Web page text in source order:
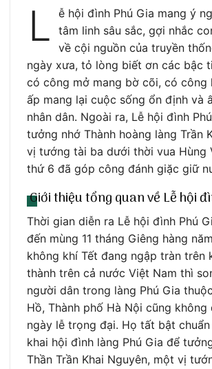
L
ễ hội đình Phú Gia mang ý
tâm linh sâu sắc, gợi nhắc
về cội nguồn của truyền
ngày xưa, tỏ lòng biết ơn các bậc
có công mở mang bờ cõi, có công
ấp mang lại cuộc sống ổn định và
nhân dân. Ngoài ra, Lễ hội đình
tưởng nhớ Thành hoàng làng Trần
vị tướng tài ba dưới thời vua Hùng
thứ 6 đã góp công đánh giặc giữ
Giới thiệu tổng quan về Lễ hội
Thời gian diễn ra Lễ hội đình Phú
đến mùng 11 tháng Giêng hàng
không khí Tết đang ngập tràn trên
thành trên cả nước Việt Nam thì
người dân trong làng Phú Gia
Hồ, Thành phố Hà Nội cũng không
ngày lễ trọng đại. Họ tất bật
khai hội đình làng Phú Gia để
Thần Trần Khai Nguyên, một vị